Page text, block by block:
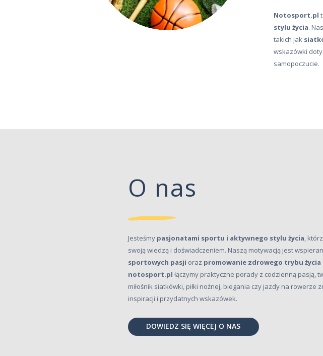
Notosport.pl
stylu życia.
takich jak
wskazówki
samopoczucie.
O nas
Jesteśmy pasjonatami sportu i aktywnego stylu życia,
swoją wiedzą i doświadczeniem. Naszą motywacją jest
sportowych pasji oraz promowanie zdrowego trybu życia
notosport.pl łączymy praktyczne porady z codzienną pasją,
miłośnik siatkówki, piłki nożnej, biegania czy jazdy na rowerze
inspiracji i przydatnych wskazówek.
DOWIEDZ SIĘ WIĘCEJ O NAS